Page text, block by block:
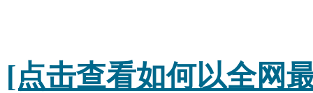
[点击查看如何以全网